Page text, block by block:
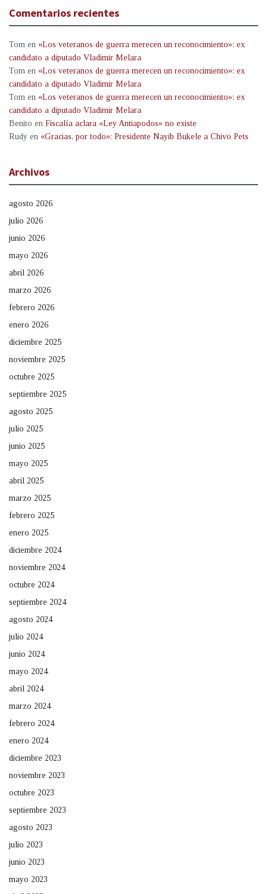
Comentarios recientes
Tom en «Los veteranos de guerra merecen un reconocimiento»: ex
candidato a diputado Vladimir Melara
Tom en «Los veteranos de guerra merecen un reconocimiento»: ex
candidato a diputado Vladimir Melara
Tom en «Los veteranos de guerra merecen un reconocimiento»: ex
candidato a diputado Vladimir Melara
Benito en Fiscalía aclara «Ley Antiapodos» no existe
Rudy en «Gracias, por todo»: Presidente Nayib Bukele a Chivo Pets
Archivos
agosto 2026
julio 2026
junio 2026
mayo 2026
abril 2026
marzo 2026
febrero 2026
enero 2026
diciembre 2025
noviembre 2025
octubre 2025
septiembre 2025
agosto 2025
julio 2025
junio 2025
mayo 2025
abril 2025
marzo 2025
febrero 2025
enero 2025
diciembre 2024
noviembre 2024
octubre 2024
septiembre 2024
agosto 2024
julio 2024
junio 2024
mayo 2024
abril 2024
marzo 2024
febrero 2024
enero 2024
diciembre 2023
noviembre 2023
octubre 2023
septiembre 2023
agosto 2023
julio 2023
junio 2023
mayo 2023